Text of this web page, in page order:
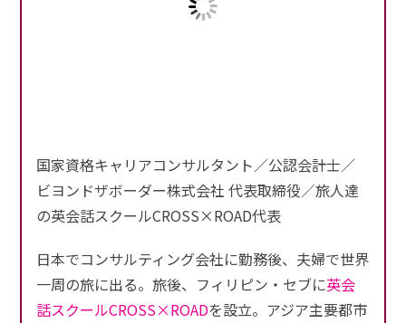
国家資格キャリアコンサルタント／公認会計士／
ビヨンドザボーダー株式会社 代表取締役／旅人達
の英会話スクールCROSS×ROAD代表
日本でコンサルティング会社に勤務後、夫婦で世界
一周の旅に出る。旅後、フィリピン・セブに英会
話スクールCROSS×ROADを設立。アジア主要都市